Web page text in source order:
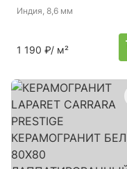
Индия, 8,6 мм
1 190 ₽/ м²